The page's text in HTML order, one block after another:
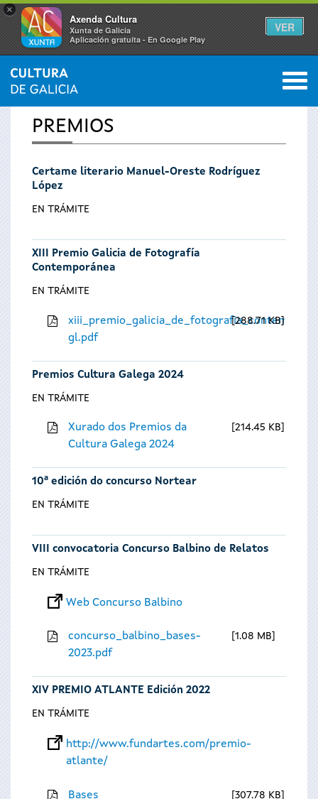
×
Axenda Cultura
Xunta de Galicia
Aplicación gratuíta - En Google Play
VER
Vostede
está
aquí
INICIO 0
PREMIOS
Certame literario Manuel-Oreste Rodríguez
López
EN TRÁMITE
XIII Premio Galicia de Fotografía
Contemporánea
EN TRÁMITE
gl.pdf
288.71 KB
Premios Cultura Galega 2024
EN TRÁMITE
Xurado dos Premios da
Cultura Galega 2024
214.45 KB
10ª edición do concurso Nortear
EN TRÁMITE
VIII convocatoria Concurso Balbino de Relatos
EN TRÁMITE
Web Concurso Balbino
concurso_balbino_bases-
2023.pdf
1.08 MB
XIV PREMIO ATLANTE Edición 2022
EN TRÁMITE
http://www.fundartes.com/premio-
atlante/
Bases
307.78 KB